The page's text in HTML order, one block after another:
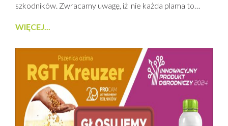
szkodników. Zwracamy uwagę, iż nie każda plama to
zrównoważonych możemy zobaczyć od larw i chrząszczy
locie swoje ofiary ŁOWIKOWATYCH. Nie zapominamy o
bardzo starych owadach, które...
WIĘCEJ...